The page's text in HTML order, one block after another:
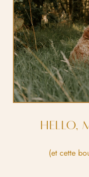
HELLO,
(et cette